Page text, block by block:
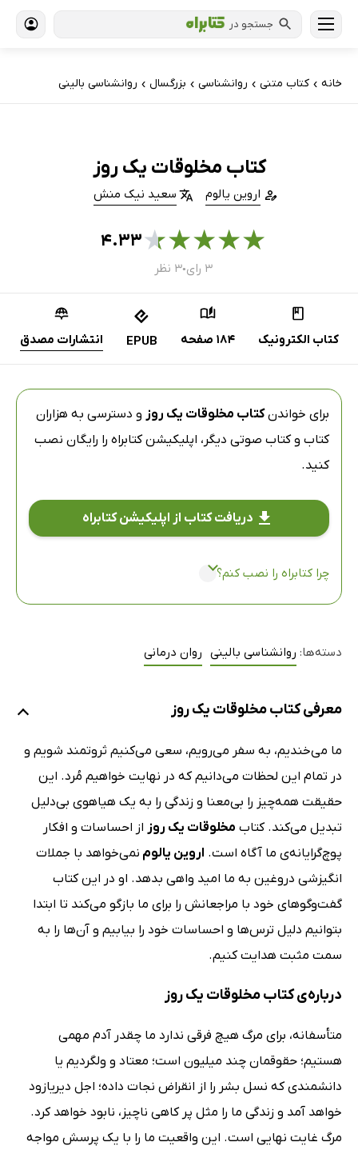
جستجو در
خانه › کتاب‌ متنی › روانشناسی › بزرگسال › روانشناسی بالینی
کتاب مخلوقات یک روز
اروین یالوم سعید نیک منش
★
★
★
★
★۴.۳۳
۳ رای ●۳ نظر
کتاب الکترونیک 184 صفحه EPUB انتشارات مصدق
برای خواندنکتاب مخلوقات یک روز و دسترسی به هزاران
کتاب و کتاب صوتی دیگر، اپلیکیشن کتابراه را رایگان نصب
کنید.
دریافت کتاب از اپلیکیشن کتابراه
چرا کتابراه را نصب کنم؟
دسته‌ها: روانشناسی بالینی روان درمانی
معرفی کتاب مخلوقات یک روز
ما می‌خندیم، به سفر می‌رویم، سعی می‌کنیم ثروتمند شویم و
در تمام این لحظات می‌دانیم که در نهایت خواهیم مُرد. این
حقیقت همه‌چیز را بی‌معنا و زندگی را به یک هیاهوی بی‌دلیل
تبدیل می‌کند. کتاب مخلوقات یک روز از احساسات و افکار
پوچ‌گرایانه‌ی ما آگاه است. اروین یالوم نمی‌خواهد با جملات
انگیزشی دروغین به ما امید واهی بدهد. او در این کتاب
گفت‌وگوهای خود با مراجعانش را برای ما بازگو می‌کند تا ابتدا
بتوانیم دلیل ترس‌ها و احساسات خود را بیابیم و آن‌ها را به
سمت مثبت هدایت کنیم.
درباره‌ی کتاب مخلوقات یک روز
متأسفانه، برای مرگ هیچ فرقی ندارد ما چقدر آدم مهمی
هستیم؛ حقوقمان چند میلیون است؛ معتاد و ولگردیم یا
دانشمندی که نسل بشر را از انقراض نجات داده؛ اجل دیریازود
خواهد آمد و زندگی ما را مثل پر کاهی ناچیز، نابود خواهد کرد.
مرگ غایت نهایی است. این واقعیت ما را با یک پرسش مواجه